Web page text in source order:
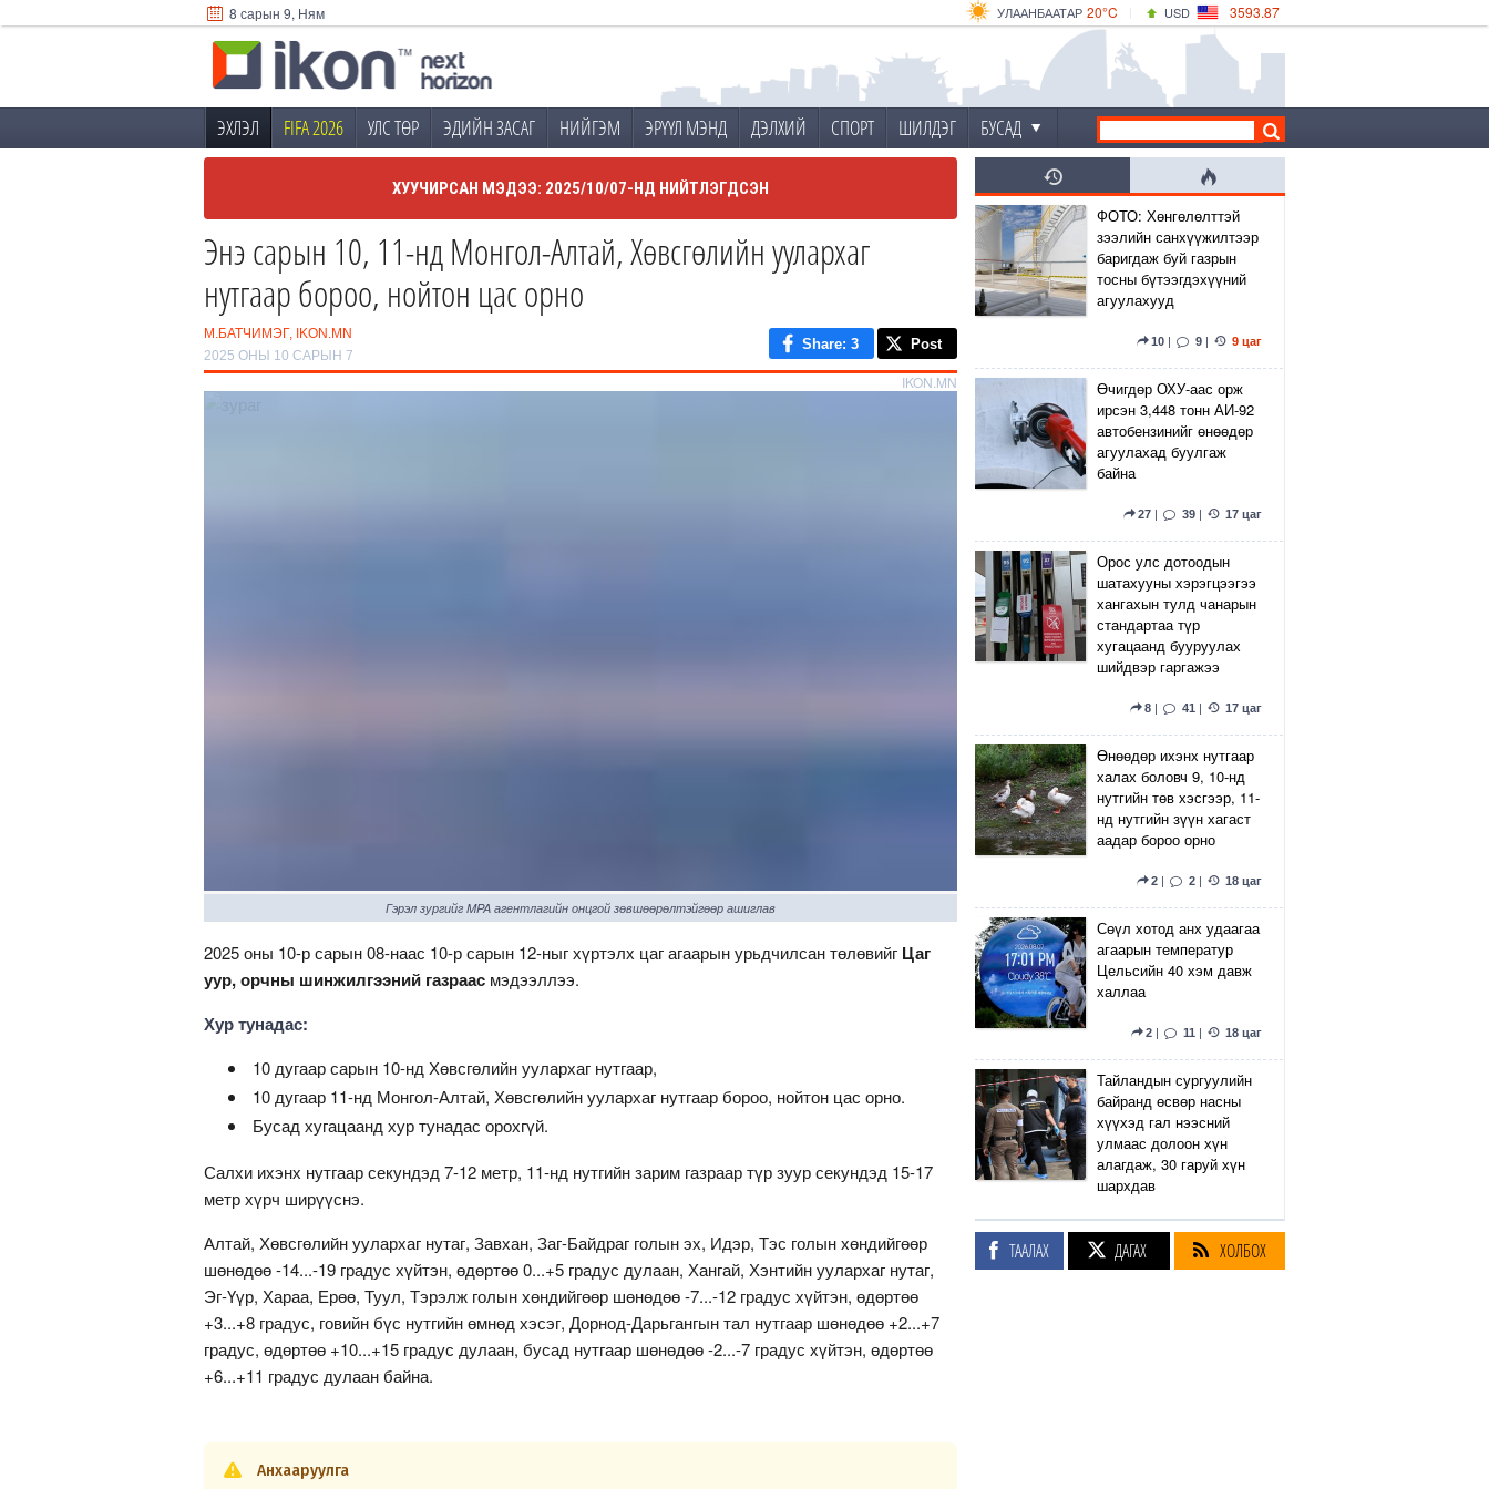
8 сарын 9, Ням 20°C
УЛААНБААТАР
18°C
ДАРХАН
17°C
ЭРДЭНЭТ
USD 3593.87
4141.04
ЭХЛЭЛ FIFA 2026 УЛС ТӨР ЭДИЙН ЗАСАГ НИЙГЭМ ЭРҮҮЛ МЭНД ДЭЛХИЙ СПОРТ ШИЛДЭГ БУСАД
ХУУЧИРСАН МЭДЭЭ: 2025/10/07-НД НИЙТЛЭГДСЭН
Энэ сарын 10, 11-нд Монгол-Алтай, Хөвсгөлийн уулархаг
нутгаар бороо, нойтон цас орно
М.БАТЧИМЭГ, IKON.MN
2025 ОНЫ 10 САРЫН 7
Share: 3 Post
IKON.MN
Гэрэл зургийг MPA агентлагийн онцгой зөвшөөрөлтэйгөөр ашиглав
2025 оны 10-р сарын 08-наас 10-р сарын 12-ныг хүртэлх цаг агаарын урьдчилсан төлөвийг Цаг
уур, орчны шинжилгээний газраас мэдээллээ.
Хур тунадас:
10 дугаар сарын 10-нд Хөвсгөлийн уулархаг нутгаар,
10 дугаар 11-нд Монгол-Алтай, Хөвсгөлийн уулархаг нутгаар бороо, нойтон цас орно.
Бусад хугацаанд хур тунадас орохгүй.
Салхи ихэнх нутгаар секундэд 7-12 метр, 11-нд нутгийн зарим газраар түр зуур секундэд 15-17
метр хүрч ширүүснэ.
Алтай, Хөвсгөлийн уулархаг нутаг, Завхан, Заг-Байдраг голын эх, Идэр, Тэс голын хөндийгөөр
шөнөдөө -14...-19 градус хүйтэн, өдөртөө 0...+5 градус дулаан, Хангай, Хэнтийн уулархаг нутаг,
Эг-Үүр, Хараа, Ерөө, Туул, Тэрэлж голын хөндийгөөр шөнөдөө -7...-12 градус хүйтэн, өдөртөө
+3...+8 градус, говийн бүс нутгийн өмнөд хэсэг, Дорнод-Дарьгангын тал нутгаар шөнөдөө +2...+7
градус, өдөртөө +10...+15 градус дулаан, бусад нутгаар шөнөдөө -2...-7 градус хүйтэн, өдөртөө
+6...+11 градус дулаан байна.
Анхааруулга
ФОТО: Хөнгөлөлттэй
зээлийн санхүүжилтээр
баригдаж буй газрын
тосны бүтээгдэхүүний
агуулахууд
10 | 9 | 9 цаг
Өчигдөр ОХУ-аас орж
ирсэн 3,448 тонн АИ-92
автобензинийг өнөөдөр
агуулахад буулгаж
байна
27 | 39 | 17 цаг
Орос улс дотоодын
шатахууны хэрэгцээгээ
хангахын тулд чанарын
стандартаа түр
хугацаанд бууруулах
шийдвэр гаргажээ
8 | 41 | 17 цаг
Өнөөдөр ихэнх нутгаар
халах боловч 9, 10-нд
нутгийн төв хэсгээр, 11-
нд нутгийн зүүн хагаст
аадар бороо орно
2 | 2 | 18 цаг
Сөүл хотод анх удаагаа
агаарын температур
Цельсийн 40 хэм давж
халлаа
2 | 11 | 18 цаг
Тайландын сургуулийн
байранд өсвөр насны
хүүхэд гал нээсний
улмаас долоон хүн
алагдаж, 30 гаруй хүн
шархдав
Екатеринбург хот дахь
ТААЛАХ ДАГАХ ХОЛБОХ